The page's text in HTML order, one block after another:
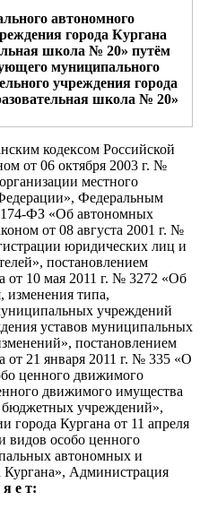
автономного
города Кургана
льная школа № 20» путём
муниципального
учреждения города
овательная школа № 20»
кодексом Российской
ом от 06 октября 2003 г. №
организации местного
Федеральным
ФЗ «Об автономных
ом от 08 августа 2001 г. №
юридических лиц и
постановлением
от 10 мая 2011 г. № 3272 «Об
изменения типа,
учреждений
уставов муниципальных
постановлением
от 21 января 2011 г. № 335 «О
ценного движимого
движимого имущества
учреждений»,
города Кургана от 11 апреля
особо ценного
автономных и
, Администрация
е т: